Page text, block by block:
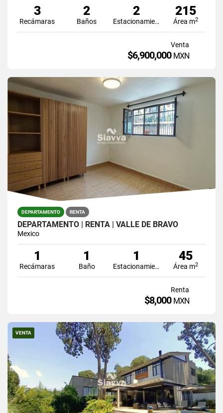
3
Recámaras
2
Baños
2
Estacionamiento
215
Área m2
Venta
$6,900,000 MXN
DEPARTAMENTO RENTA
DEPARTAMENTO | RENTA | VALLE DE BRAVO
Mexico
1
Recámaras
1
Baño
1
Estacionamiento
45
Área m2
Renta
$8,000 MXN
VENTA